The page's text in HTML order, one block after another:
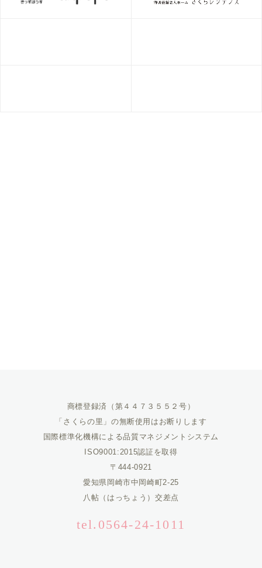
商標登録済（第４４７３５５２号）
「さくらの里」の無断使用はお断りします
国際標準化機構による品質マネジメントシステム
ISO9001:2015認証を取得
〒444-0921
愛知県岡崎市中岡崎町2-25
八帖（はっちょう）交差点
tel.0564-24-1011